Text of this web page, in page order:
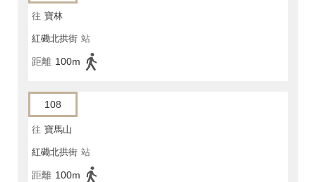
往 寶林
紅磡北拱街 站
距離 100m
108
往 寶馬山
紅磡北拱街 站
距離 100m